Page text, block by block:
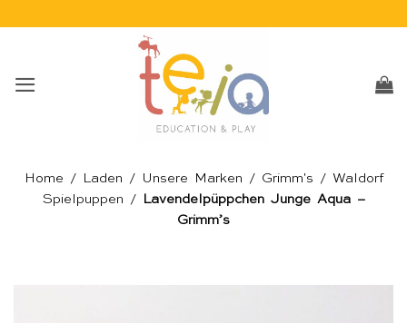
Home / Laden / Unsere Marken / Grimm's /
Waldorf
Spielpuppen /
Lavendelpüppchen Junge Aqua –
Grimm’s